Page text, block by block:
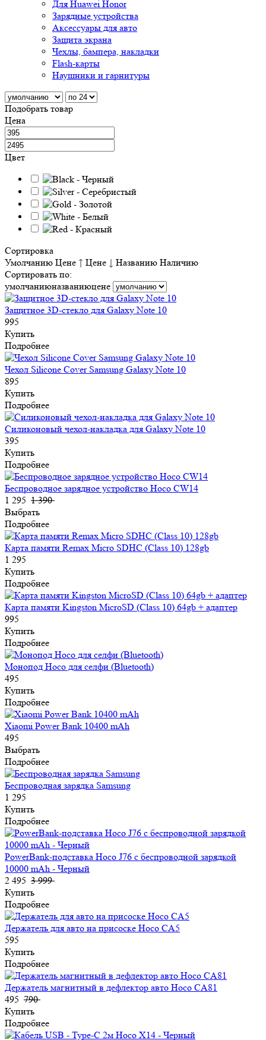
Для Huawei Honor
Зарядные устройства
Аксессуары для авто
Защита экрана
Чехлы, бампера, накладки
Flash-карты
Наушники и гарнитуры
Подобрать товар
Цена
Цвет
Сортировка
Умолчанию Цене ↑ Цене ↓ Названию Наличию
Сортировать по:
умолчаниюназваниюцене
Защитное 3D-стекло для Galaxy Note 10
995
Купить
Подробнее
Чехол Silicone Cover Samsung Galaxy Note 10
895
Купить
Подробнее
Силиконовый чехол-накладка для Galaxy Note 10
395
Купить
Подробнее
Беспроводное зарядное устройство Hoco CW14
1 295 1 390
Выбрать
Подробнее
Карта памяти Remax Micro SDHC (Class 10) 128gb
1 295
Купить
Подробнее
Карта памяти Kingston MicroSD (Class 10) 64gb + адаптер
995
Купить
Подробнее
Монопод Hoco для селфи (Bluetooth)
495
Купить
Подробнее
Xiaomi Power Bank 10400 mAh
495
Выбрать
Подробнее
Беспроводная зарядка Samsung
1 295
Купить
Подробнее
PowerBank-подставка Hoco J76 с беспроводной зарядкой
10000 mAh - Черный
2 495 3 999
Купить
Подробнее
Держатель для авто на присоске Hoco CA5
595
Купить
Подробнее
Держатель магнитный в дефлектор авто Hoco CA81
495 790
Купить
Подробнее